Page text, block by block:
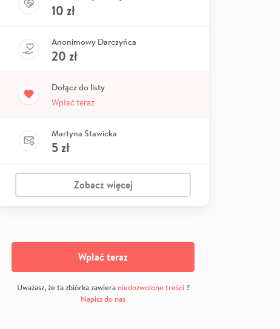
10 zł
Anonimowy Darczyńca
20 zł
Dołącz do listy
Wpłać teraz
Martyna Stawicka
5zł
Zobacz więcej
Wpłać teraz
Uważasz, że ta zbiórka zawiera niedozwolone treści?
Napisz do nas